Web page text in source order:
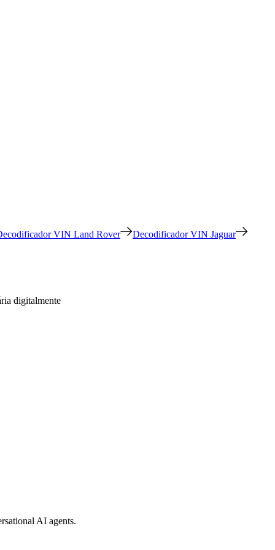
VIN Land Rover Decodificador VIN Jaguar
digitalmente
AI agents.